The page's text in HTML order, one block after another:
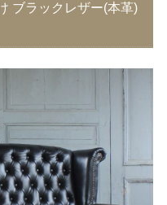
ブラックレザー(本革)